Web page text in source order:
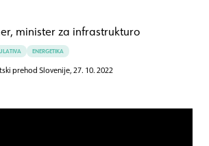
minister za infrastrukturo
ENERGETIKA
prehod Slovenije,27. 10. 2022